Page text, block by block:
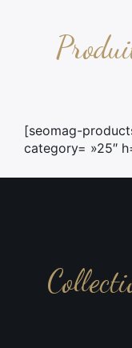
[seomag-
category= »25″